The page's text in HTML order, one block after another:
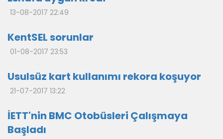
13-08-2017 22:49
KentSEL sorunlar
01-08-2017 23:53
Usulsüz kart kullanımı rekora koşuyor
21-07-2017 13:22
İETT'nin BMC Otobüsleri Çalışmaya
Başladı